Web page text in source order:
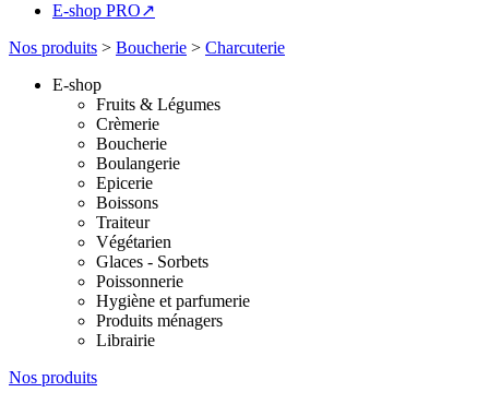
E-shop PRO↗
Nos produits > Boucherie > Charcuterie
E-shop
Fruits & Légumes
Crèmerie
Boucherie
Boulangerie
Epicerie
Boissons
Traiteur
Végétarien
Glaces - Sorbets
Poissonnerie
Hygiène et parfumerie
Produits ménagers
Librairie
Nos produits